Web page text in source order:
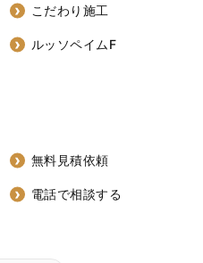
こだわり施工
ルッソペイムF
無料見積依頼
電話で相談する